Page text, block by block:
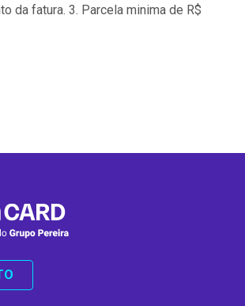
da fatura. 3. Parcela minima de R$